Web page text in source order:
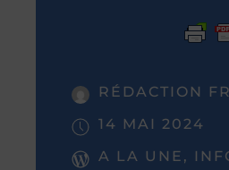
RÉDACTION
14 MAI 2024
A LA UNE,